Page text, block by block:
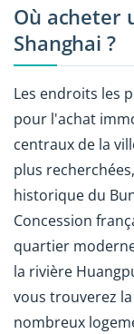
Où acheter
Shanghai ?
Les endroits les
pour l'achat
centraux de la
plus
historique du
Concession
quartier
la rivière
vous trouverez
nombreux